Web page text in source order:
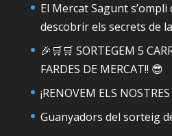
El Mercat Sagunt s’ompli
descobrir els secrets de
🎉🛒🛒 SORTEGEM 5
FARDES DE MERCAT!! 😎
¡RENOVEM ELS
Guanyadors del sorteig